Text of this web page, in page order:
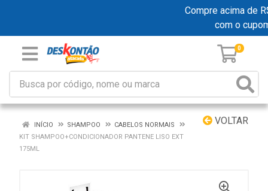
Compre acima de
com o
0
VOLTAR
INÍCIO SHAMPOO
CABELOS NORMAIS
KIT SHAMPOO+CONDICIONADOR PANTENE LISO EXT
175ML